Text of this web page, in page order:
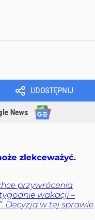
UDOSTĘPNIJ
News
zlekceważyć.
przywrócenia
wakacji –
Decyzja w tej sprawie